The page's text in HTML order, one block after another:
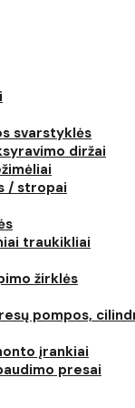
svarstyklės
diržai
/ stropai
traukikliai
žirklės
pompos,
įrankiai
presai